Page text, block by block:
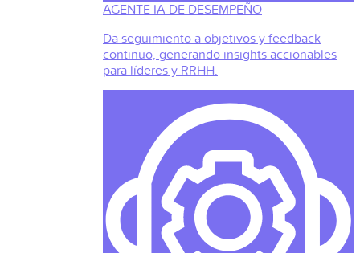
AGENTE IA DE DESEMPEÑO
Da seguimiento a objetivos y feedback
continuo, generando insights accionables
para líderes y RRHH.